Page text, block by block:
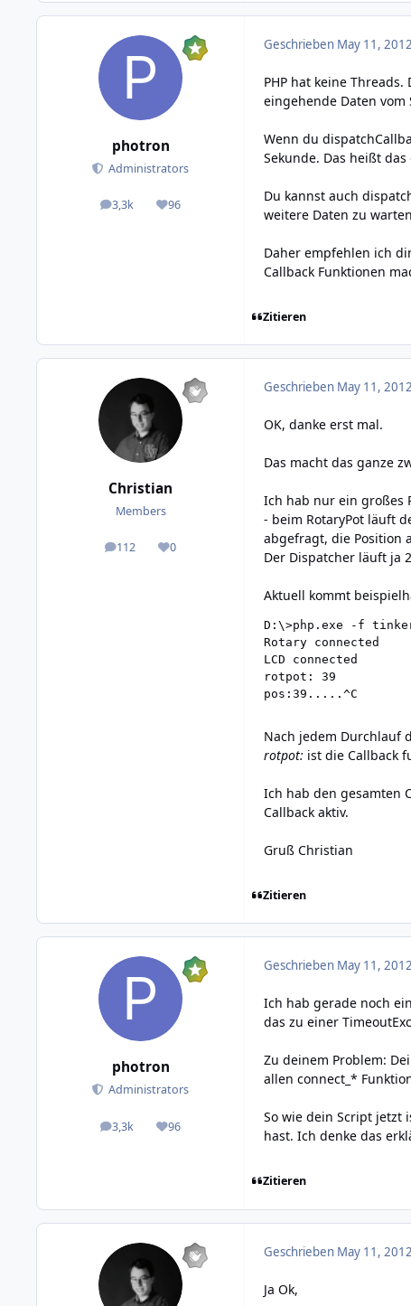
photron
Administrators
3,3k
posts 96
Reputation
Geschrieben May 11,
PHP hat keine
eingehende Daten
Wenn du
Sekunde. Das heißt
Du kannst auch
weitere Daten zu
Daher empfehlen ich
Callback Funktionen
Zitieren
Christian
Members
112
posts 0
Reputation
Geschrieben May 11,
OK, danke erst mal.
Das macht das ganze
Ich hab nur ein großes
- beim RotaryPot läuft
abgefragt, die Position
Der Dispatcher läuft ja
Aktuell kommt
D:\>php.exe -f
Rotary connected
LCD connected
rotpot: 39
pos:39.....^C
Nach jedem Durchlauf
rotpot: ist die Callback
Ich hab den gesamten
Callback aktiv.
Gruß Christian
Zitieren
photron
Administrators
3,3k
posts 96
Reputation
Geschrieben May 11,
Ich hab gerade noch
das zu einer
Zu deinem Problem:
allen connect_*
So wie dein Script jetzt
hast. Ich denke das
Zitieren
Geschrieben May 11,
Ja Ok,